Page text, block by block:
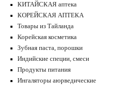
КИТАЙСКАЯ аптека
КОРЕЙСКАЯ АПТЕКА
Товары из Тайланда
Корейская косметика
Зубная паста, порошки
Индийские специи, смеси
Продукты питания
Ингаляторы аюрведические